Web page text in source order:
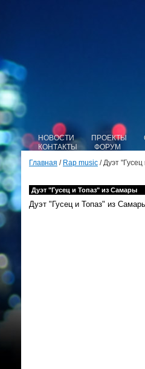
НОВОСТИ ПРОЕКТЫ
КОНТАКТЫ
ФОРУМ
Главная / Rap music / Дуэт
Дуэт "Гусец и Топаз" из Самары
Дуэт "Гусец и Топаз" из